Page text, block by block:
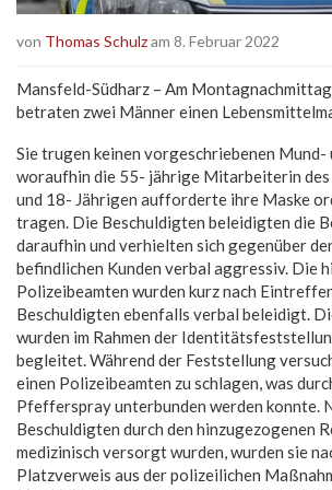
von Thomas Schulzam 8. Februar 2022
Mansfeld-Südharz – Am
betraten zwei Männer einen
Sie trugen keinen vorgeschriebenen Mund-
woraufhin die 55- jährige Mitarbeiterin
und 18- Jährigen aufforderte ihre Maske
tragen. Die Beschuldigten beleidigten die
daraufhin und verhielten sich gegenüber
befindlichen Kunden verbal aggressiv. Die
Polizeibeamten wurden kurz nach
Beschuldigten ebenfalls verbal beleidigt.
wurden im Rahmen der
begleitet. Während der Feststellung
einen Polizeibeamten zu schlagen, was
Pfefferspray unterbunden werden konnte.
Beschuldigten durch den hinzugezogenen
medizinisch versorgt wurden, wurden sie
Platzverweis aus der polizeilichen